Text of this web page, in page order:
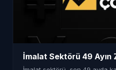
İmalat Sektörü 49 Ayın